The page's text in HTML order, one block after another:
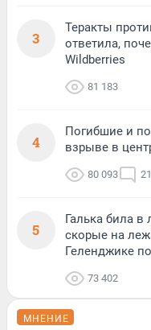
3
Теракты
ответила,
Wildberries
81 183
4
Погибшие и
взрыве в
80 093
5
Галька била в
скорые на
Геленджике
73 402
МНЕНИЕ